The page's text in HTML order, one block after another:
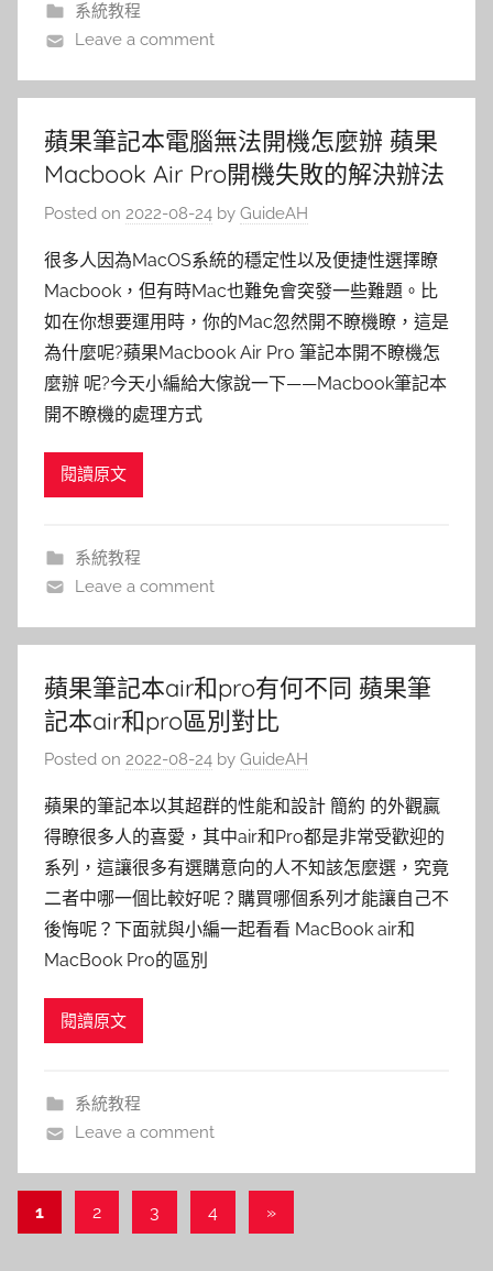
系統教程
Leave a comment
蘋果筆記本電腦無法開機怎麼辦 蘋果
Macbook Air Pro開機失敗的解決辦法
Posted on 2022-08-24 by GuideAH
很多人因為MacOS系統的穩定性以及便捷性選擇瞭
Macbook，但有時Mac也難免會突發一些難題。比
如在你想要運用時，你的Mac忽然開不瞭機瞭，這是
為什麼呢?蘋果Macbook Air Pro 筆記本開不瞭機怎
麼辦 呢?今天小編給大傢說一下——Macbook筆記本
開不瞭機的處理方式
閱讀原文
系統教程
Leave a comment
蘋果筆記本air和pro有何不同 蘋果筆
記本air和pro區別對比
Posted on 2022-08-24 by GuideAH
蘋果的筆記本以其超群的性能和設計 簡約 的外觀贏
得瞭很多人的喜愛，其中air和Pro都是非常受歡迎的
系列，這讓很多有選購意向的人不知該怎麼選，究竟
二者中哪一個比較好呢？購買哪個系列才能讓自己不
後悔呢？下面就與小編一起看看 MacBook air和
MacBook Pro的區別
閱讀原文
系統教程
Leave a comment
文
1 2 3 4
Next
»